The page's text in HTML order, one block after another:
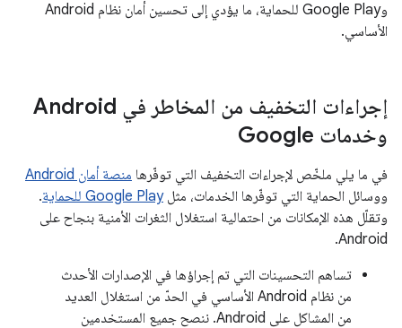
وGoogle Play للحماية، ما يؤدي إلى تحسين أمان نظام Android
الأساسي.
إجراءات التخفيف من المخاطر في Android
وخدمات Google
في ما يلي ملخّص لإجراءات التخفيف التي توفّرها منصة أمان Android
ووسائل الحماية التي توفّرها الخدمات، مثلGoogle Play للحماية
.
وتقلّل هذه الإمكانات من احتمالية استغلال الثغرات الأمنية بنجاح على
Android.
تساهم التحسينات التي تم إجراؤها في الإصدارات الأحدث
من نظام Android الأساسي في الحدّ من استغلال العديد
من المشاكل على Android. ننصح جميع المستخدمين